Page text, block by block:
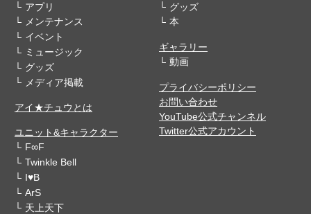
アプリ
メンテナンス
イベント
ミュージック
グッズ
メディア掲載
アイ★チュウとは
ユニット&キャラクター
F∞F
Twinkle Bell
I♥B
ArS
天上天下
グッズ
本
ギャラリー
動画
プライバシーポリシー
お問い合わせ
YouTube公式チャンネル
Twitter公式アカウント